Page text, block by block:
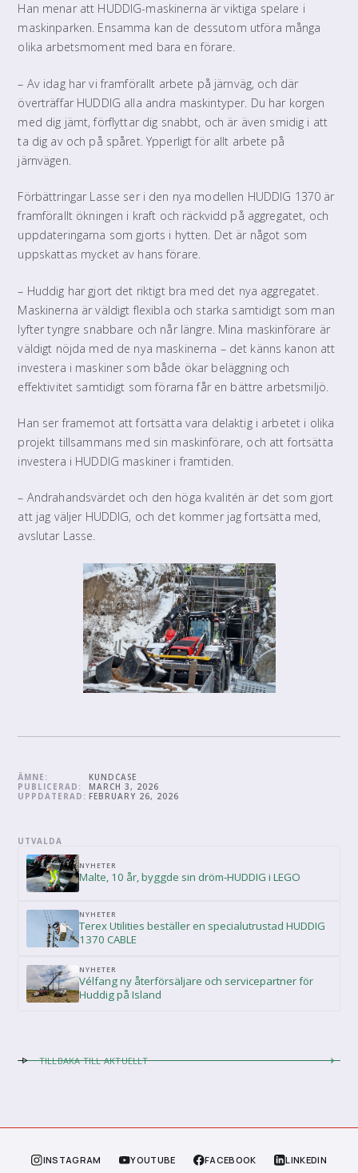
ÄMNE:
KUNDCASE
PUBLICERAD:
MARCH 3, 2026
UPPDATERAD: FEBRUARY 26, 2026
UTVALDA
NYHETER
Malte, 10 år, byggde sin dröm-HUDDIG i LEGO
NYHETER
Terex Utilities beställer en specialutrustad HUDDIG
1370 CABLE
NYHETER
Vélfang ny återförsäljare och servicepartner för
Huddig på Island
TILLBAKA TILL AKTUELLT
Han menar att HUDDIG-maskinerna är viktiga spelare i
maskinparken. Ensamma kan de dessutom utföra många
olika arbetsmoment med bara en förare.
– Av idag har vi framförallt arbete på järnväg, och där
överträffar HUDDIG alla andra maskintyper. Du har korgen
med dig jämt, förflyttar dig snabbt, och är även smidig i att
ta dig av och på spåret. Ypperligt för allt arbete på
järnvägen.
Förbättringar Lasse ser i den nya modellen HUDDIG 1370 är
framförallt ökningen i kraft och räckvidd på aggregatet, och
uppdateringarna som gjorts i hytten. Det är något som
uppskattas mycket av hans förare.
– Huddig har gjort det riktigt bra med det nya aggregatet.
Maskinerna är väldigt flexibla och starka samtidigt som man
lyfter tyngre snabbare och når längre. Mina maskinförare är
väldigt nöjda med de nya maskinerna – det känns kanon att
investera i maskiner som både ökar beläggning och
effektivitet samtidigt som förarna får en bättre arbetsmiljö.
Han ser framemot att fortsätta vara delaktig i arbetet i olika
projekt tillsammans med sin maskinförare, och att fortsätta
investera i HUDDIG maskiner i framtiden.
– Andrahandsvärdet och den höga kvalitén är det som gjort
att jag väljer HUDDIG, och det kommer jag fortsätta med,
avslutar Lasse.
INSTAGRAM YOUTUBE FACEBOOK LINKEDIN